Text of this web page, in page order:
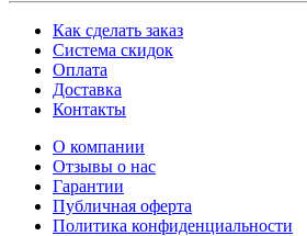
Как сделать заказ
Система скидок
Оплата
Доставка
Контакты
О компании
Отзывы о нас
Гарантии
Публичная оферта
Политика конфиденциальности